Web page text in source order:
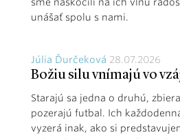
unášať spolu s nami.
Júlia Ďurčeková 28.07.2026
Božiu silu vnímajú vo
Starajú sa jedna o druhú,
pozerajú futbal. Ich
vyzerá inak, ako si